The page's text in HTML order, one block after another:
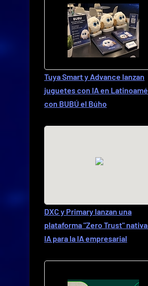
Tuya Smart y Advance lanzan
juguetes con IA en
con BUBÚ el Búho
DXC y Primary lanzan una
plataforma "Zero Trust"
IA para la IA empresarial